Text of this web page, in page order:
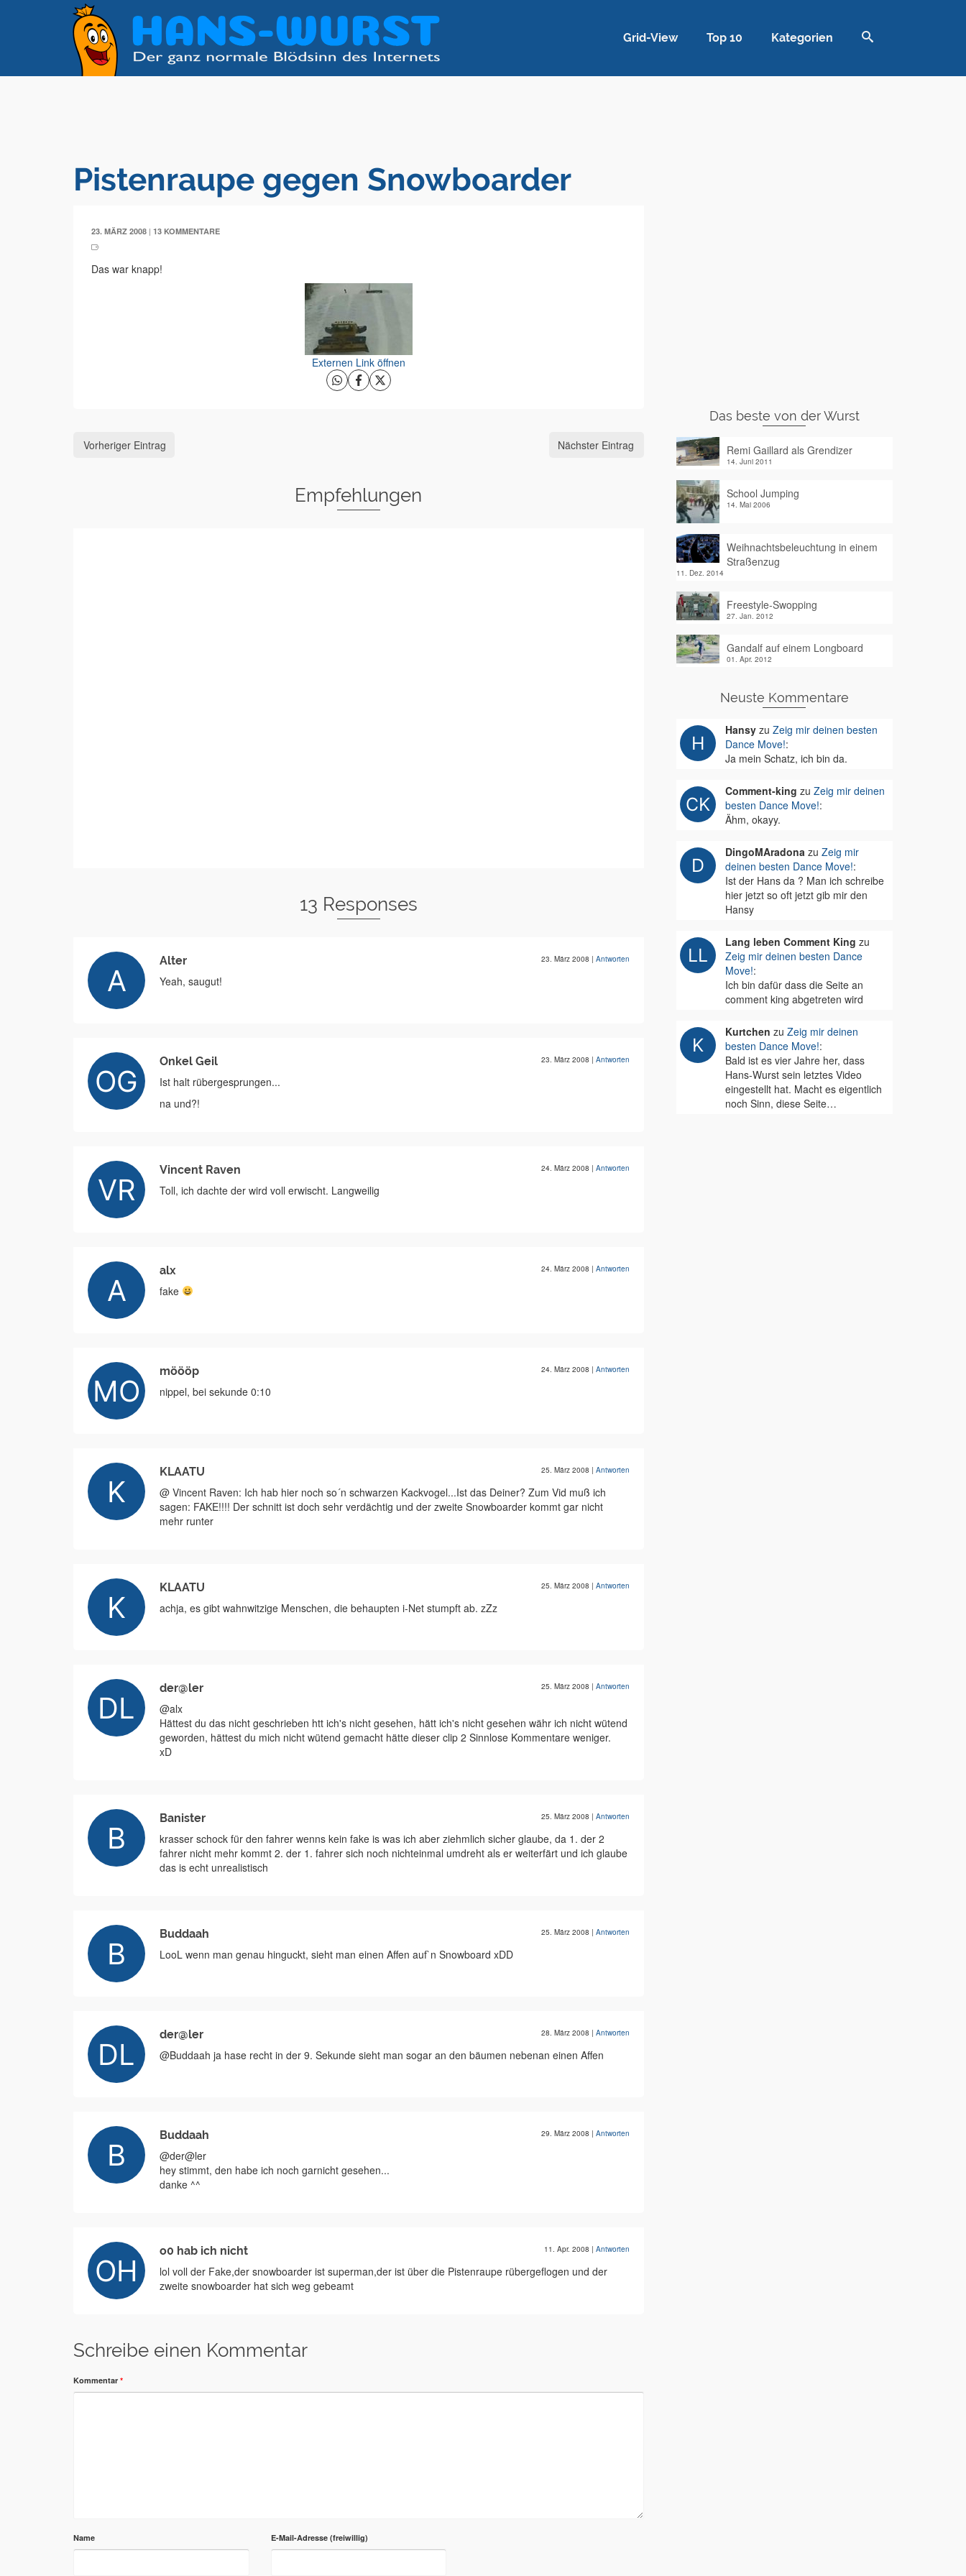
Grid-View Top 10 Kategorien
Pistenraupe gegen Snowboarder
23. MÄRZ 2008 | 13 KOMMENTARE
Das war knapp!
Externen Link öffnen
Vorheriger Eintrag Nächster Eintrag
Empfehlungen
13 Responses
Alter 23. März 2008 | Antworten
Yeah, saugut!
Onkel Geil 23. März 2008 | Antworten
Ist halt rübergesprungen...
na und?!
Vincent Raven 24. März 2008 | Antworten
Toll, ich dachte der wird voll erwischt. Langweilig
alx 24. März 2008 | Antworten
fake
möööp 24. März 2008 | Antworten
nippel, bei sekunde 0:10
KLAATU 25. März 2008 | Antworten
@ Vincent Raven: Ich hab hier noch so´n schwarzen Kackvogel...Ist das Deiner? Zum Vid muß ich
sagen: FAKE!!!! Der schnitt ist doch sehr verdächtig und der zweite Snowboarder kommt gar nicht
mehr runter
KLAATU 25. März 2008 | Antworten
achja, es gibt wahnwitzige Menschen, die behaupten i-Net stumpft ab. zZz
der@ler 25. März 2008 | Antworten
@alx
Hättest du das nicht geschrieben htt ich's nicht gesehen, hätt ich's nicht gesehen währ ich nicht wütend
geworden, hättest du mich nicht wütend gemacht hätte dieser clip 2 Sinnlose Kommentare weniger.
xD
Banister 25. März 2008 | Antworten
krasser schock für den fahrer wenns kein fake is was ich aber ziehmlich sicher glaube, da 1. der 2
fahrer nicht mehr kommt 2. der 1. fahrer sich noch nichteinmal umdreht als er weiterfärt und ich glaube
das is echt unrealistisch
Buddaah 25. März 2008 | Antworten
LooL wenn man genau hinguckt, sieht man einen Affen auf`n Snowboard xDD
der@ler 28. März 2008 | Antworten
@Buddaah ja hase recht in der 9. Sekunde sieht man sogar an den bäumen nebenan einen Affen
Buddaah 29. März 2008 | Antworten
@der@ler
hey stimmt, den habe ich noch garnicht gesehen...
danke ^^
o0 hab ich nicht 11. Apr. 2008 | Antworten
lol voll der Fake,der snowboarder ist superman,der ist über die Pistenraupe rübergeflogen und der
zweite snowboarder hat sich weg gebeamt
Schreibe einen Kommentar
Kommentar *
Name E-Mail-Adresse
Das beste von der Wurst
Remi Gaillard als Grendizer
14. Juni 2011
School Jumping
14. Mai 2006
Weihnachtsbeleuchtung in einem
Straßenzug
11. Dez. 2014
Freestyle-Swopping
27. Jan. 2012
Gandalf auf einem Longboard
01. Apr. 2012
Neuste Kommentare
Hansyzu Zeig mir deinen besten
Dance Move!:
Ja mein Schatz, ich bin da.
Comment-king zu Zeig mir deinen
besten Dance Move!:
Ähm, okayy.
DingoMAradonazu Zeig mir
deinen besten Dance Move!:
Ist der Hans da ? Man ich schreibe
hier jetzt so oft jetzt gib mir den
Hansy
Lang leben Comment King zu
Zeig mir deinen besten Dance
Move!:
Ich bin dafür dass die Seite an
comment king abgetreten wird
Kurtchen zu Zeig mir deinen
besten Dance Move!:
Bald ist es vier Jahre her, dass
Hans-Wurst sein letztes Video
eingestellt hat. Macht es eigentlich
noch Sinn, diese Seite…